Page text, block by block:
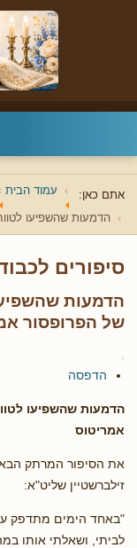
אתם כאן: עמוד הבית
הדמעות שהשפיעו
סיפורים
הדמעות
של הפרופסור
הדפסה
הדמעות שהשפיעו
אמריטוס
את הסיפור המרתק הבא,
זילברשטיין שליט"א:
לביתי, ושאלתי אותו